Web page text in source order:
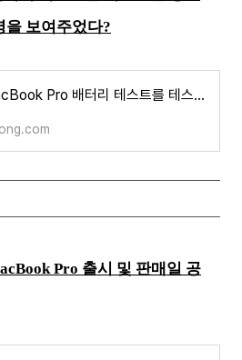
을 보여주었다?
M2 MacBook Pro 배터리 테스트를 테스트한 정보는 놀라운 성능과 수명을 보여주었다?
Pro 출시 및 판매일 공